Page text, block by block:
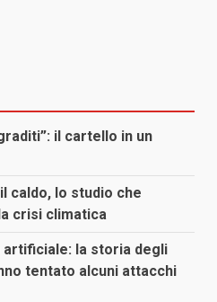
il cartello in un
caldo, lo studio che
crisi climatica
artificiale: la storia degli
tentato alcuni attacchi